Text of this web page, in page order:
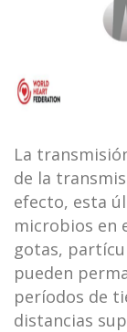
La
de la
efecto, esta
microbios en
gotas,
pueden
períodos de
distancias